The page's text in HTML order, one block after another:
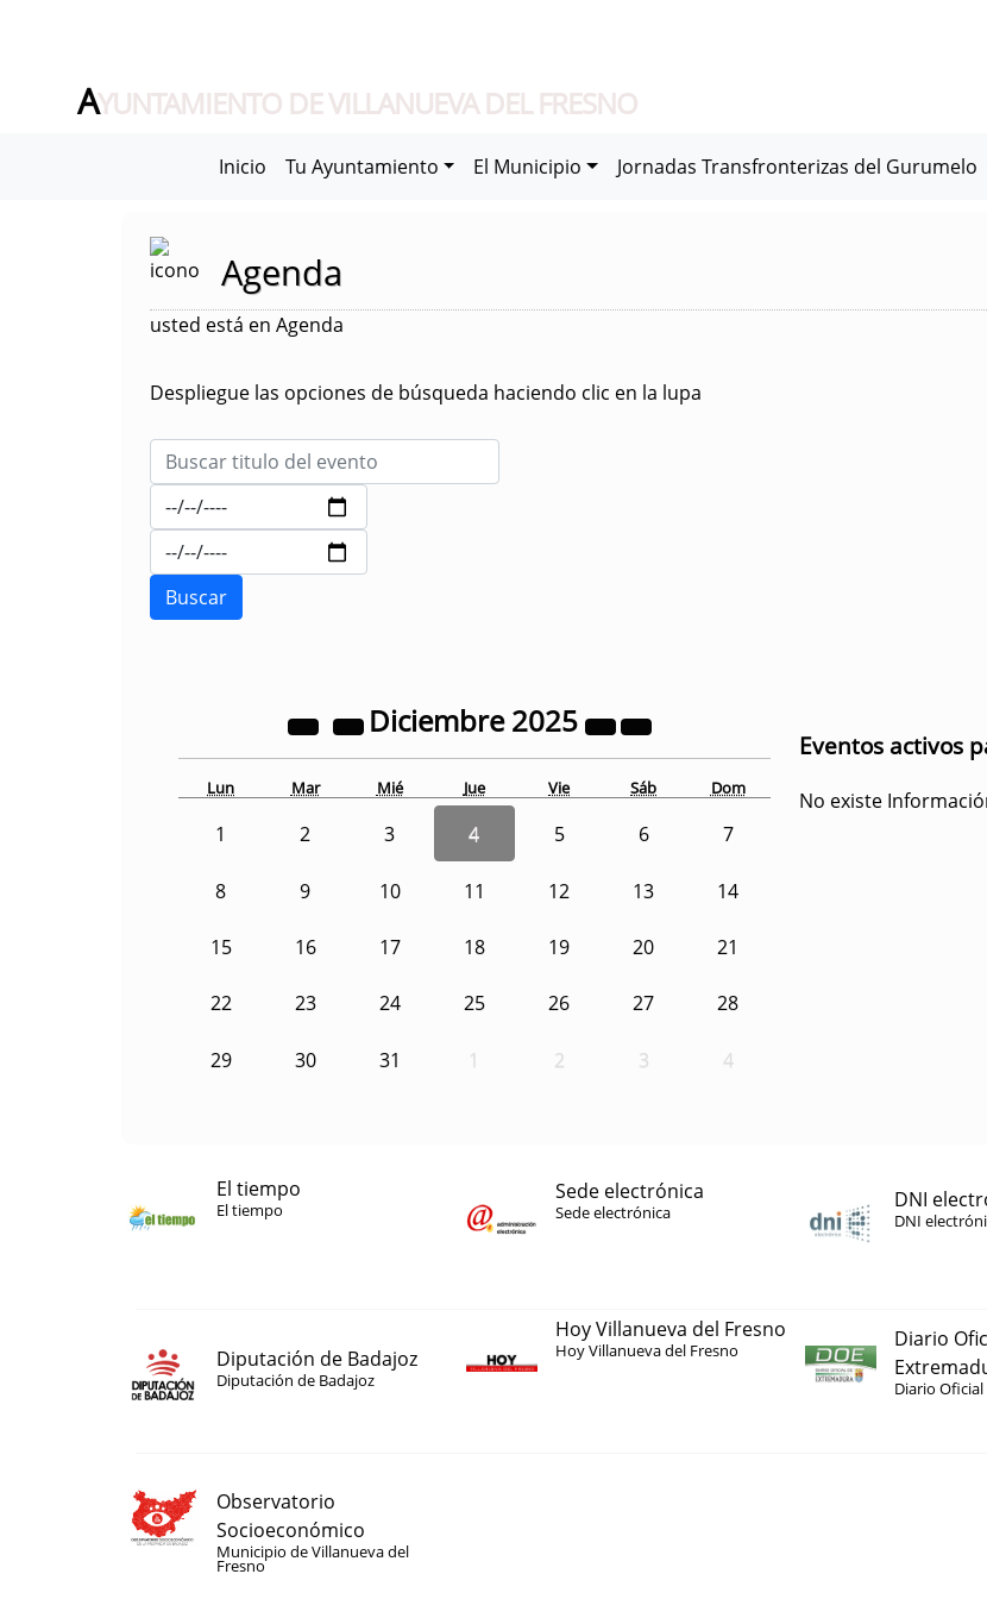
AYUNTAMIENTO DE VILLANUEVA DEL FRESNO
Inicio Tu Ayuntamiento El Municipio Jornadas Transfronterizas del Gurumelo
Agenda
usted está en Agenda
Despliegue las opciones de búsqueda haciendo clic en la lupa
Diciembre2025
Lun Mar Mié Jue Vie Sáb Dom
1 2 3 4 5 6 7
8 9 10 11 12 13 14
15 16 17 18 19 20 21
22 23 24 25 26 27 28
29 30 31 1 2 3 4
Eventos activos
No existe
El tiempo
El tiempo
Sede electrónica
Sede electrónica DNI
DNI
Diputación de Badajoz
Diputación de Badajoz
Hoy Villanueva del Fresno
Hoy Villanueva del Fresno
Diario
Diario
Observatorio
Socioeconómico
Municipio de Villanueva del
Fresno